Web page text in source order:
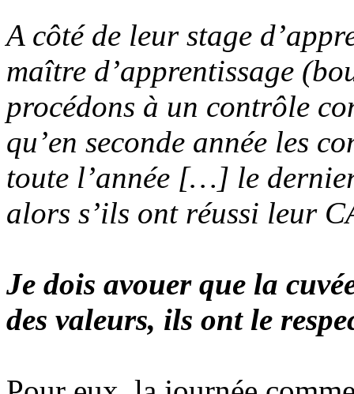
A côté de leur stage
maître d’apprentissage
procédons à un contrôle
qu’en seconde année les
toute l’année […] le
alors s’ils ont réussi leur
Je dois avouer que la
des valeurs, ils ont le